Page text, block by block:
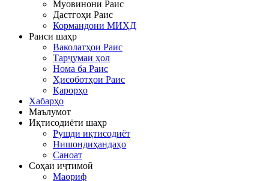
Муовинони Раис
Дастгоҳи Раис
Кормандони МИҲД
Раиси шаҳр
Ваколатҳои Раис
Тарҷумаи ҳол
Нома ба Раис
Ҳисоботҳои Раис
Қарорҳо
Хабарҳо
Маълумот
Иқтисодиёти шаҳр
Рушди иқтисодиёт
Нишондиҳандаҳо
Саноат
Соҳаи иҷтимоӣ
Маориф